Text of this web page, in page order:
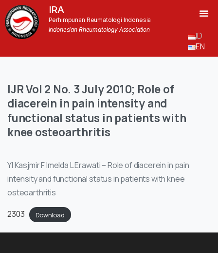
IRA
Perhimpunan Reumatologi Indonesia
Indonesian Rheumatology Association
ID
EN
IJRVol 2 No. 3July2010; Roleof
diacerein in pain intensityand
functional status in patientswith
kneeosteoarthritis
YI Kasjmir F Imelda L Erawati – Role of diacerein in pain
intensity and functional status in patients with knee
osteoarthritis
2303
Download